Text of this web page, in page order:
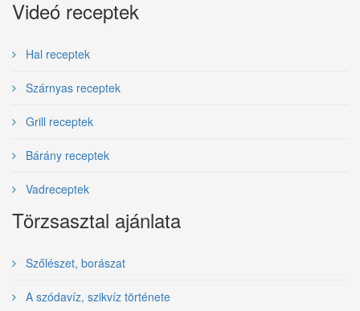
Videó receptek
Hal receptek
Szárnyas receptek
Grill receptek
Bárány receptek
Vadreceptek
Törzsasztal ajánlata
Szőlészet, borászat
A szódavíz, szikvíz története